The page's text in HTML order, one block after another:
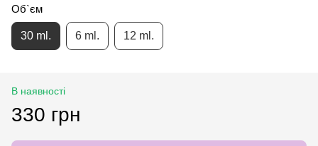
Об`єм
30 ml. 6 ml. 12 ml.
В наявності
330 грн